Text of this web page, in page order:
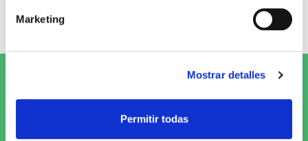
Marketing
Mostrar detalles
Permitir todas
Escribe tu opinión
de las novedades!